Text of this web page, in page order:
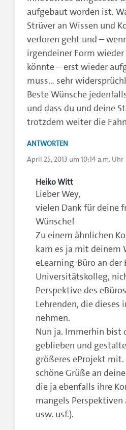
April 25, 2013 um 10:14 a.m. Uhr
aufgebaut worden ist.
Strüver an Wissen und
verloren geht und –
irgendeiner Form
könnte – erst wieder
muss… sehr
Beste Wünsche
und dass du und deine
trotzdem weiter die
ANTWORTEN
Heiko Witt
Lieber Wey,
vielen Dank für deine
Wünsche!
Zu einem ähnlichen
kam es ja mit deinem
eLearning-Büro an der
Universitätskolleg,
Perspektive des
Lehrenden, die dieses
nehmen.
Nun ja. Immerhin bist
geblieben und
größeres eProjekt mit.
schöne Grüße an
die ja ebenfalls ihre
mangels
usw. usf.).